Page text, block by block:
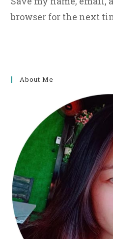
browser for the next
About Me